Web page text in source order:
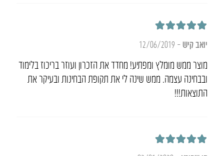
יואב קיש–
12/06/2019
מוצר ממש מומלץ ומפתיע! מחדד את הזכרון ועוזר בריכוז בלימוד
ובבחינה עצמה. ממש שינה לי את תקופת הבחינות ובעיקר את
התוצאות!!!